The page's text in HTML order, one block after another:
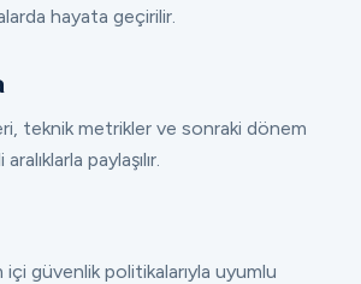
hayata geçirilir.
teknik metrikler ve sonraki dönem
paylaşılır.
içi güvenlik politikalarıyla uyumlu